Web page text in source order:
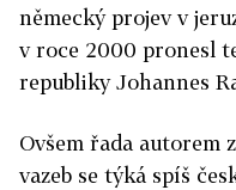
německý projev v
v roce 2000 pronesl
republiky Johannes
Ovšem řada autorem
vazeb se týká spíš